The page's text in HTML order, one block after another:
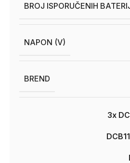
BROJ ISPORUČENIH
NAPON (V)
BREND
3x